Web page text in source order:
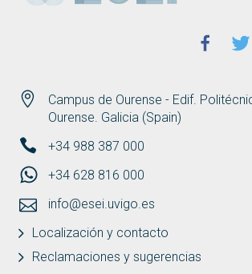
Campus de Ourense - Edif.
Ourense. Galicia (Spain)
+34 988 387 000
+34 628 816 000
info@esei.uvigo.es
Localización y contacto
Reclamaciones y sugerencias